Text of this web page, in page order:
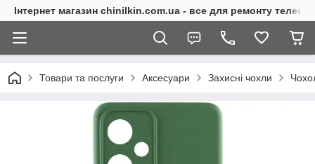
Інтернет магазин chinilkin.com.ua - все для ремонту
Товари та послуги Аксесуари Захисні чохли